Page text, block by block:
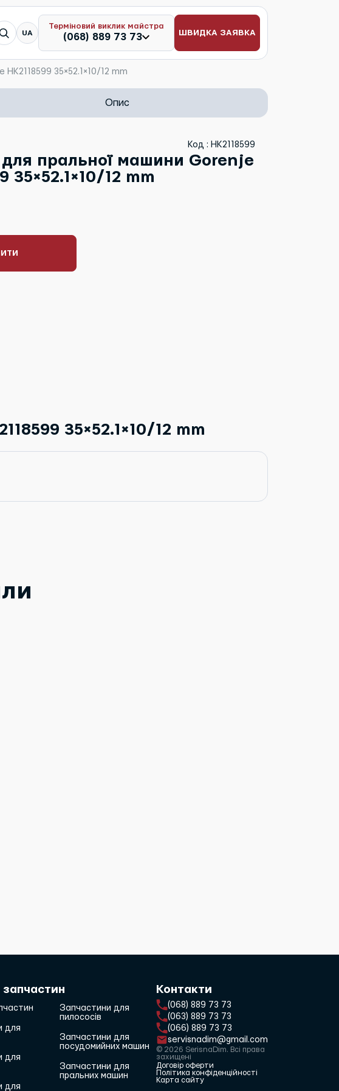
Я шукаю...
UA
Терміновий виклик майстра
(068) 889 73 73 ШВИДКА ЗАЯВКА
35×52.1×10/12 mm
Опис
Код : HK2118599
пральної машини Gorenje
35×52.1×10/12 mm
35×52.1×10/12 mm
запчастин
для
для
для
Запчастини для
пилососів
Запчастини для
посудомийних машин
Запчастини для
пральних машин
Контакти
(068) 889 73 73
(063) 889 73 73
(066) 889 73 73
servisnadim@gmail.com
© 2026 SerisnaDim. Всі права
захищені
Договір оферти
Політика конфіденційності
Карта сайту